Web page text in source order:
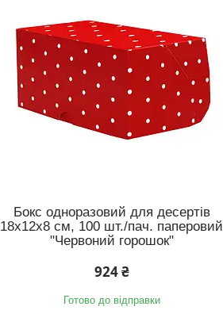
Бокс одноразовий для десертів
18х12х8 см, 100 шт./пач. паперовий
"Червоний горошок"
924 ₴
Готово до відправки